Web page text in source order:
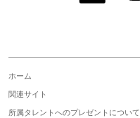
ホーム
関連サイト
所属タレントへのプレゼントについて